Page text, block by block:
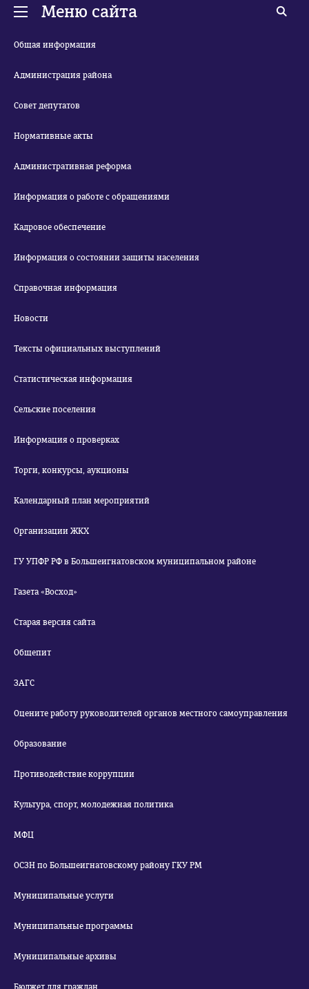
Меню сайта
Общая информация
Администрация района
Совет депутатов
Нормативные акты
Административная реформа
Информация о работе с обращениями
Кадровое обеспечение
Информация о состоянии защиты населения
Справочная информация
Новости
Тексты официальных выступлений
Статистическая информация
Сельские поселения
Информация о проверках
Торги, конкурсы, аукционы
Календарный план мероприятий
Организации ЖКХ
ГУ УПФР РФ в Большеигнатовском муниципальном районе
Газета «Восход»
Старая версия сайта
Общепит
ЗАГС
Оцените работу руководителей органов местного самоуправления
Образование
Противодействие коррупции
Культура, спорт, молодежная политика
МФЦ
ОСЗН по Большеигнатовскому району ГКУ РМ
Муниципальные услуги
Муниципальные программы
Муниципальные архивы
Бюджет для граждан